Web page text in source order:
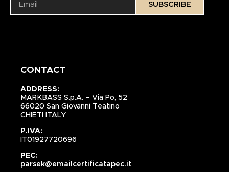
SUBSCRIBE
CONTACT
ADDRESS:
MARKBASS S.p.A. – Via Po, 52
66020 San Giovanni Teatino
CHIETI ITALY
P.IVA:
IT01927720696
PEC:
parsek@emailcertificatapec.it